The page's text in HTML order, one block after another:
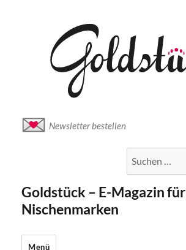
Newsletter bestellen
nach:
Goldstück – E-Magazin für
Nischenmarken
Menü